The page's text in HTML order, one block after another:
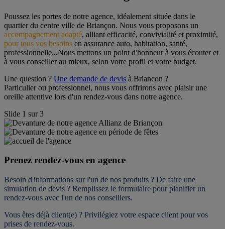
Poussez les portes de notre agence, idéalement située dans le
accompagnement adapté
pour tous vos besoins en assurance auto, habitation, santé,
professionnelle...Nous mettons un point d'honneur à vous écouter et
à vous conseiller au mieux, selon votre profil et votre budget.
Une question ? Une demande de devis à Briancon ?
Particulier ou professionnel, nous vous offrirons avec plaisir une
oreille attentive lors d'un rendez-vous dans notre agence.
Slide 1 sur3
Prenez rendez-vous en agence
Besoin d'informations sur l'un de nos produits ? De faire une
simulation de devis ? Remplissez le formulaire pour planifier un
rendez-vous avec l'un de nos conseillers.
Vous êtes déjà client(e) ? Privilégiez votre espace client pour vos
prises de rendez-vous.